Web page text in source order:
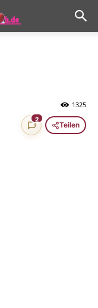
1325
2
Teilen